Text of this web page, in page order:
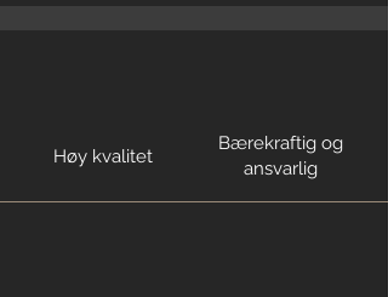
Høy kvalitet
Bærekraftig og
ansvarlig